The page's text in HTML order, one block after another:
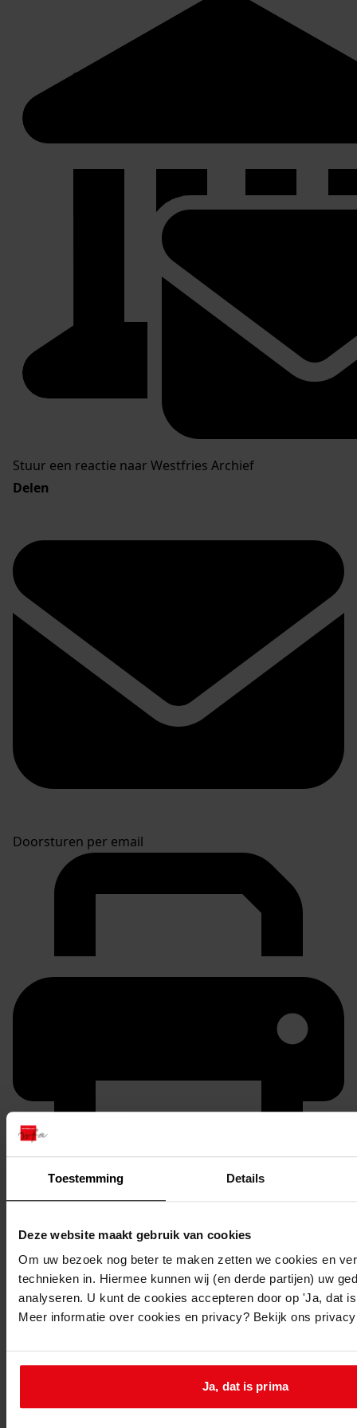
Toestemming Details
Deze website maakt gebruik van cookies
Om uw bezoek nog beter te maken zetten we cookies en
technieken in. Hiermee kunnen wij (en derde partijen) uw
analyseren. U kunt de cookies accepteren door op 'Ja, dat
Meer informatie over cookies en privacy? Bekijk ons
Ja, dat is prima
Stuur een reactie naar Westfries Archief
Delen
Doorsturen per email
12364Hoorn : Bottelsteeg en Wijdebrugsteeg, ca. 1980